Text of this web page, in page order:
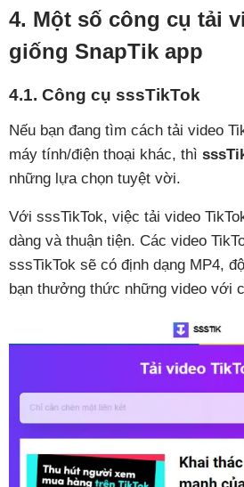
4. Một số công cụ tải
giống SnapTik app
4.1. Công cụ sssTikTok
Nếu bạn đang tìm cách tải video
máy tính/điện thoại khác, thì
những lựa chọn tuyệt vời.
Với sssTikTok, việc tải video
dàng và thuận tiện. Các video
sssTikTok sẽ có định dạng MP4,
bạn thưởng thức những video với